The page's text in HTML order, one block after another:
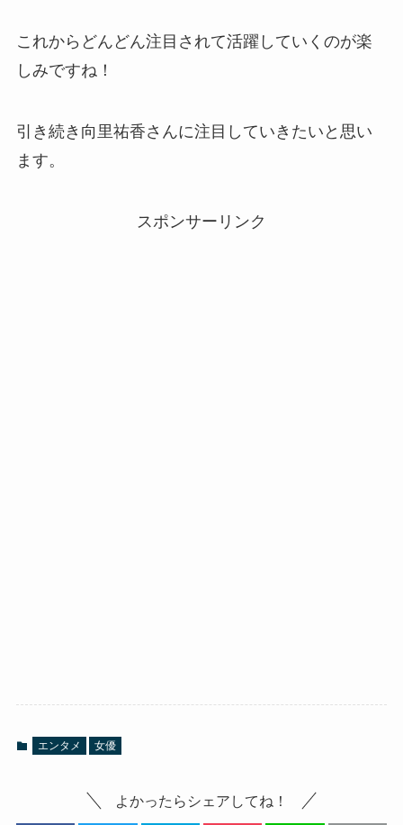
これからどんどん注目されて活躍していくのが楽
しみですね！
引き続き向里祐香さんに注目していきたいと思い
ます。
スポンサーリンク
エンタメ 女優
よかったらシェアしてね！